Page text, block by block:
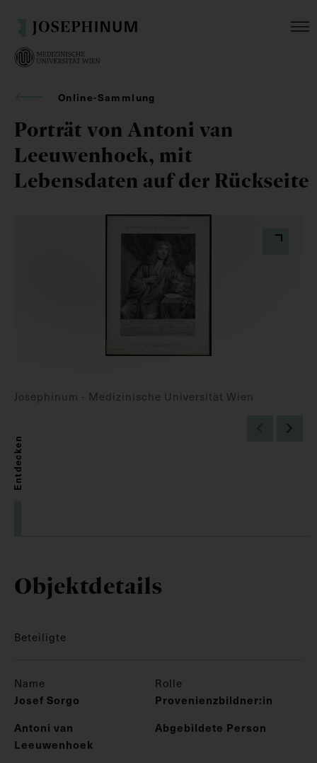
Online-Sammlung
Porträt von Antoni van
Leeuwenhoek, mit
Lebensdaten auf der Rückseite
Josephinum - Medizinische Universität Wien
Entdecken
Objektdetails
Beteiligte
Name Rolle
Josef Sorgo
Provenienzbildner:in
Antoni van
Leeuwenhoek
Abgebildete Person